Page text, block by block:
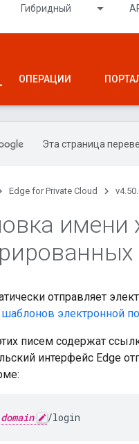
Гибридный
ОПЕРАЦИИ
Эта страница
Edge for Private Cloud
имени
отправляет
шаблонов электронной
писем содержат
интерфейс Edge
domain /login